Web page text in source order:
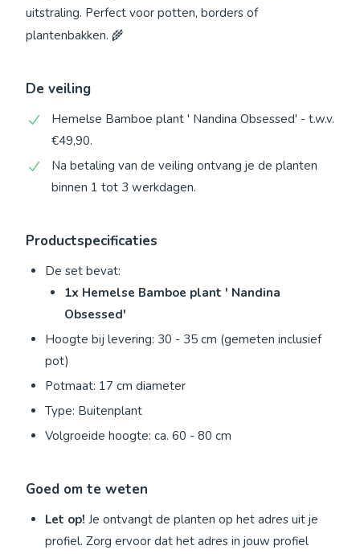
uitstraling. Perfect voor potten, borders of
plantenbakken. 🌾
De veiling
Hemelse Bamboe plant ' Nandina Obsessed' - t.w.v.
€49,90.
Na betaling van de veiling ontvang je de planten
binnen 1 tot 3 werkdagen.
Productspecificaties
De set bevat:
1x Hemelse Bamboe plant ' Nandina
Obsessed'
Hoogte bij levering: 30 - 35 cm (gemeten inclusief
pot)
Potmaat: 17 cm diameter
Type: Buitenplant
Volgroeide hoogte: ca. 60 - 80 cm
Goed om te weten
Let op! Je ontvangt de planten op het adres uit je
profiel. Zorg ervoor dat het adres in jouw profiel